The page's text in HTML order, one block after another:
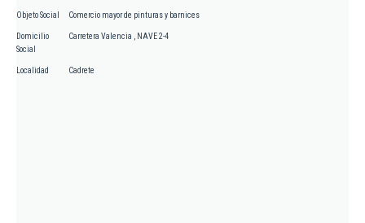
Objeto Social Comercio mayor de pinturas y barnices
Domicilio
Social
Carretera Valencia , NAVE 2-4
Localidad Cadrete